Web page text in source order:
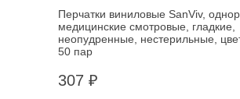
Перчатки виниловые SanViv,
медицинские смотровые, гладкие,
неопудренные, нестерильные,
50 пар
307 ₽